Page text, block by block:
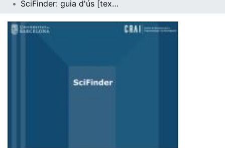
Contacte
SciFinder: guia d'ús [text]. [versions anteriors]